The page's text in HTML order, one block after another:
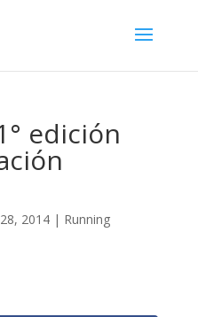
edición
2014| Running